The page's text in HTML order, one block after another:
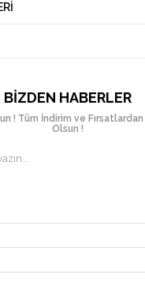
BIZDEN HABERLER
! Tüm İndirim ve
Olsun !